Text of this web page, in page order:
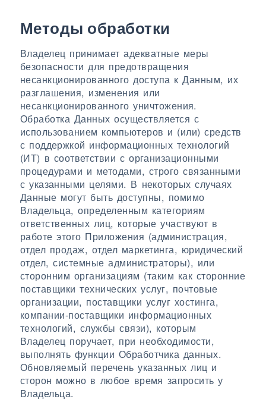
Методы обработки
Владелец принимает адекватные меры
безопасности для предотвращения
несанкционированного доступа к Данным, их
разглашения, изменения или
несанкционированного уничтожения.
Обработка Данных осуществляется с
использованием компьютеров и (или) средств
с поддержкой информационных технологий
(ИТ) в соответствии с организационными
процедурами и методами, строго связанными
с указанными целями. В некоторых случаях
Данные могут быть доступны, помимо
Владельца, определенным категориям
ответственных лиц, которые участвуют в
работе этого Приложения (администрация,
отдел продаж, отдел маркетинга, юридический
отдел, системные администраторы), или
сторонним организациям (таким как сторонние
поставщики технических услуг, почтовые
организации, поставщики услуг хостинга,
компании-поставщики информационных
технологий, службы связи), которым
Владелец поручает, при необходимости,
выполнять функции Обработчика данных.
Обновляемый перечень указанных лиц и
сторон можно в любое время запросить у
Владельца.